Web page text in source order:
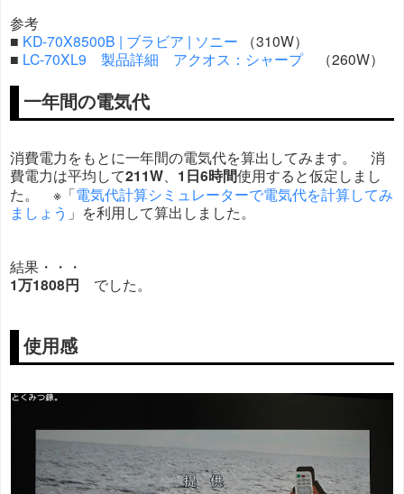
参考
■ KD-70X8500B | ブラビア | ソニー （310W）
■ LC-70XL9 製品詳細 アクオス：シャープ（260W）
一年間の電気代
消費電力をもとに一年間の電気代を算出してみます。 消
費電力は平均して211W 1日6時間使用すると仮定しまし
た。 ※「電気代計算シミュレーターで電気代を計算してみ
ましょう 」を利用して算出しました。
結果・・・
1万1808円 でした。
使用感